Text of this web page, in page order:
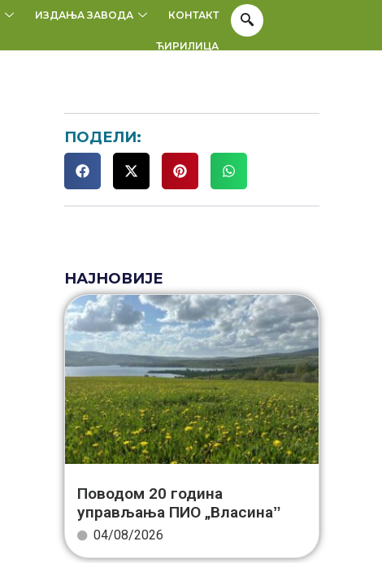
ИЗДАЊА ЗАВОДА КОНТАКТ
ЋИРИЛИЦА
ПОДЕЛИ:
НАЈНОВИЈЕ
Поводом 20 година
управљања ПИО „Власинаˮ
04/08/2026